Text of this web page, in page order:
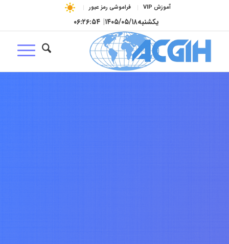
آموزش VIP فراموشی رمز عبور
یکشنبه۱۴۰۵/۰۵/۱۸| ۰۶:۲۶:۵۵